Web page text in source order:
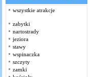
wszystkie atrakcje
zabytki
nartostrady
jeziora
stawy
wspinaczka
szczyty
zamki